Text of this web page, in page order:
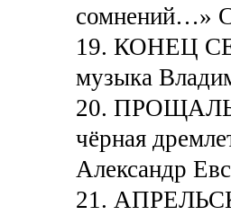
сомнений…»
19. КОНЕЦ
музыка
20.
чёрная
Александр
21.